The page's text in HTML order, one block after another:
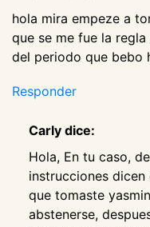
hola mira empeze a
que se me fue la
del periodo que bebo
Responder
Carly dice:
Hola, En tu caso,
instrucciones
que tomaste
abstenerse,